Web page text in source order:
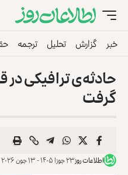
خبر گزارش تحلیل ترجمه
حادثه‌ی ترافیکی در
گرفت
اطلاعات روز۲۳ جوزا ۱۴۰۵ - ۱۳ جون ۲۰۲۶